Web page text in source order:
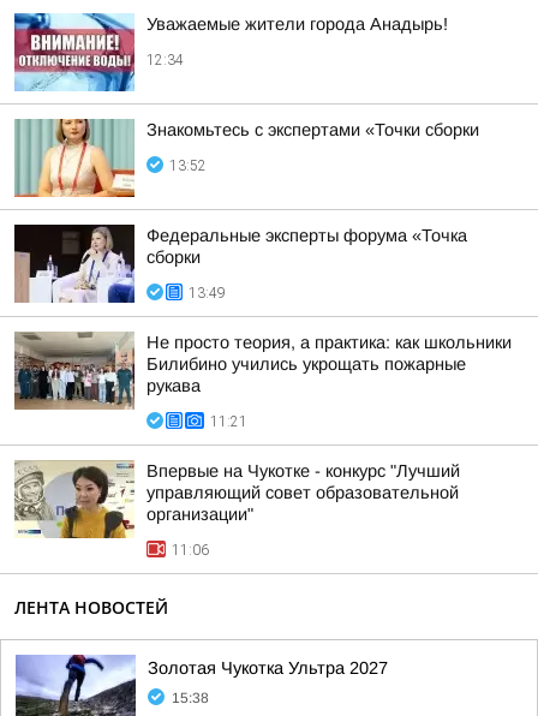
Уважаемые жители города Анадырь!
12:34
Знакомьтесь с экспертами «Точки сборки
13:52
Федеральные эксперты форума «Точка
сборки
13:49
Не просто теория, а практика: как школьники
Билибино учились укрощать пожарные
рукава
11:21
Впервые на Чукотке - конкурс "Лучший
управляющий совет образовательной
организации"
11:06
ЛЕНТА НОВОСТЕЙ
Золотая Чукотка Ультра 2027
15:38